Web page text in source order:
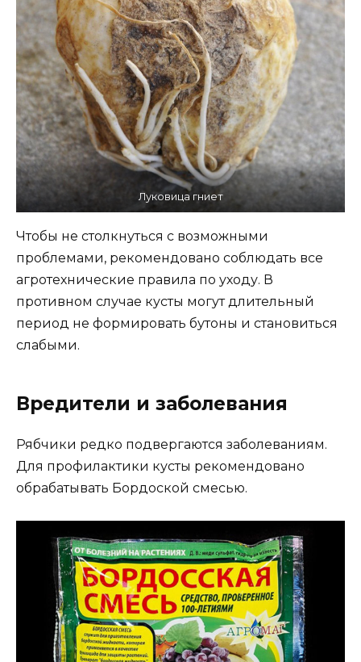
Луковица гниет
Чтобы не столкнуться с возможными
проблемами, рекомендовано соблюдать все
агротехнические правила по уходу. В
противном случае кусты могут длительный
период не формировать бутоны и становиться
слабыми.
Вредители и заболевания
Рябчики редко подвергаются заболеваниям.
Для профилактики кусты рекомендовано
обрабатывать Бордоской смесью.